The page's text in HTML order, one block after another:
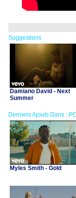
Suggestions
Damiano David - Next
Summer
Derniers Ajouts Dans :
Myles Smith - Gold